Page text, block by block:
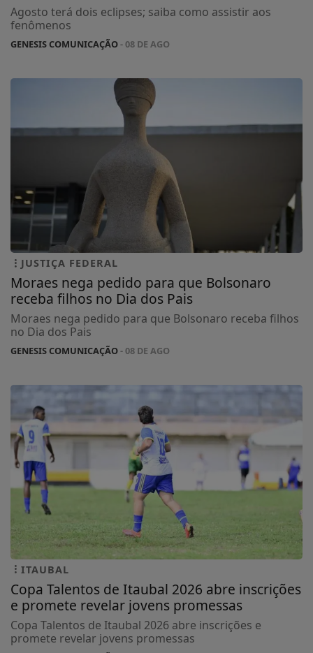
Agosto terá dois eclipses; saiba como assistir aos
fenômenos
GENESIS COMUNICAÇÃO- 08 DE AGO
JUSTIÇA FEDERAL
Moraes nega pedido para que Bolsonaro
receba filhos no Dia dos Pais
Moraes nega pedido para que Bolsonaro receba filhos
no Dia dos Pais
GENESIS COMUNICAÇÃO- 08 DE AGO
ITAUBAL
Copa Talentos de Itaubal 2026 abre inscrições
e promete revelar jovens promessas
Copa Talentos de Itaubal 2026 abre inscrições e
promete revelar jovens promessas